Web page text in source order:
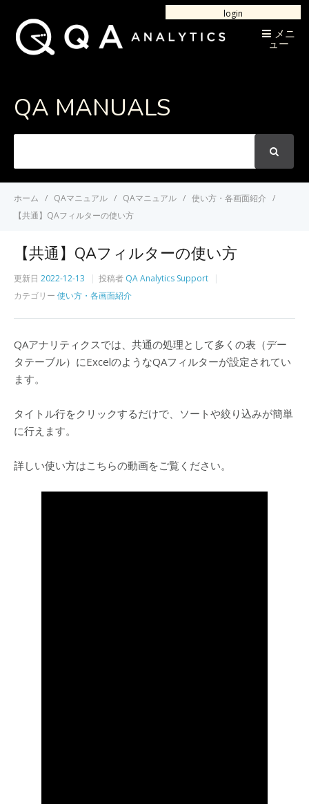
login
メニ
ュー
QA MANUALS
葉
を
ホーム QAマニュアル QAマニュアル
使い方・各画面紹介
【共通】QAフィルターの使い方
【共通】QAフィルターの使い方
更新日 2022-12-13 投稿者 QA Analytics Support
カテゴリー 使い方・各画面紹介
QAアナリティクスでは、共通の処理として多くの表（デー
タテーブル）にExcelのようなQAフィルターが設定されてい
ます。
タイトル行をクリックするだけで、ソートや絞り込みが簡単
に行えます。
詳しい使い方はこちらの動画をご覧ください。